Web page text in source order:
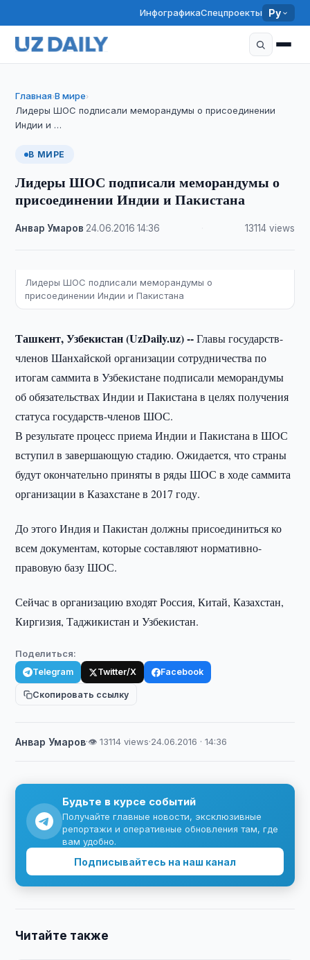
ИнфографикаСпецпроекты Ру
Главная›В мире›
Лидеры ШОС подписали меморандумы о присоединении
Индии и …
В МИРЕ
Лидеры ШОС подписали меморандумы о
присоединении Индии и Пакистана
Анвар Умаров 24.06.2016 ·14:36 13114 views
Лидеры ШОС подписали меморандумы о
присоединении Индии и Пакистана
Ташкент, Узбекистан (UzDaily.uz) --Главы государств-
членов Шанхайской организации сотрудничества по
итогам саммита в Узбекистане подписали меморандумы
об обязательствах Индии и Пакистана в целях получения
статуса государств-членов ШОС.
В результате процесс приема Индии и Пакистана в ШОС
вступил в завершающую стадию. Ожидается, что страны
будут окончательно приняты в ряды ШОС в ходе саммита
организации в Казахстане в 2017 году.
До этого Индия и Пакистан должны присоединиться ко
всем документам, которые составляют нормативно-
правовую базу ШОС.
Сейчас в организацию входят Россия, Китай, Казахстан,
Киргизия, Таджикистан и Узбекистан.
Поделиться:
Telegram Twitter/X Facebook
Скопировать ссылку
Анвар Умаров·👁 13114 views·24.06.2016 · 14:36
Будьте в курсе событий
Получайте главные новости, эксклюзивные
репортажи и оперативные обновления там, где
вам удобно.
Подписывайтесь на наш канал
Читайте также